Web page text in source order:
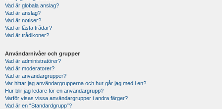
Vad är globala anslag?
Vad är anslag?
Vad är notiser?
Vad är låsta trådar?
Vad är trådikoner?
Användarnivåer och grupper
Vad är administratörer?
Vad är moderatorer?
Vad är användargrupper?
Var hittar jag användargrupperna och hur går jag med i en?
Hur blir jag ledare för en användargrupp?
Varför visas vissa användargrupper i andra färger?
Vad är en “Standardgrupp”?